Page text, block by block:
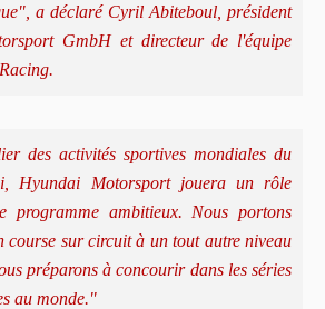
a déclaré Cyril Abiteboul, président
GmbH et directeur de l'équipe
des activités sportives mondiales du
Hyundai Motorsport jouera un rôle
programme ambitieux. Nous portons
course sur circuit à un tout autre niveau
préparons à concourir dans les séries
au monde."